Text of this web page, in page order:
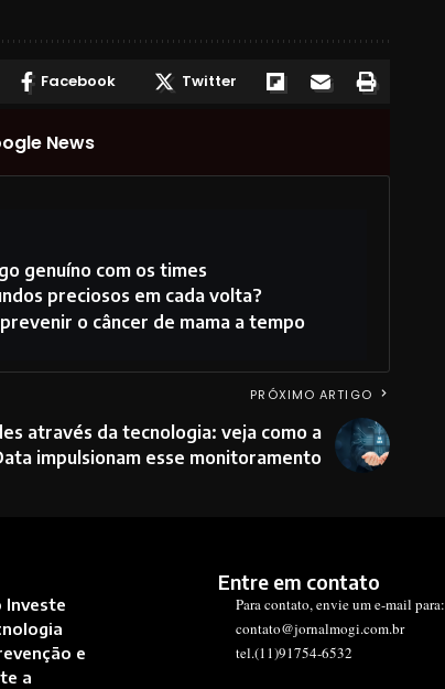
Facebook Twitter
News
genuíno com os times
preciosos em cada volta?
o câncer de mama a tempo
PRÓXIMO ARTIGO
através da tecnologia: veja como a
impulsionam esse monitoramento
Investe
e
a
Entre em contato
Para contato, envie um e-mail para:
contato@jornalmogi.com.br
tel.(11)91754-6532